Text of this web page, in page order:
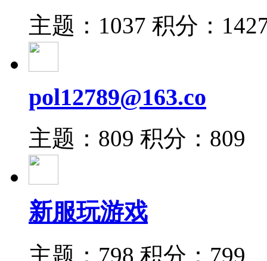
主题：1037 积分：
pol12789@163.co
主题：809 积分：809
新服玩游戏
主题：798 积分：799